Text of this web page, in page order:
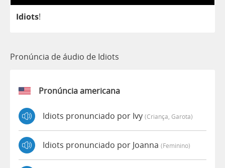
Idiots!
Pronúncia de áudio de Idiots
Pronúncia americana
Idiots pronunciado por Ivy (criança, Garota)
Idiots pronunciado por Joanna (feminino)